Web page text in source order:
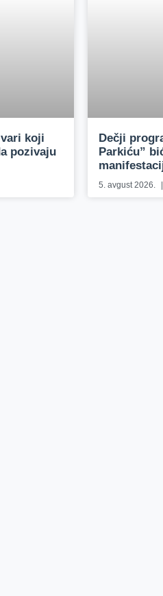
koji
pozivaju
Dečji
Parkiću”
5. avgust 2026.